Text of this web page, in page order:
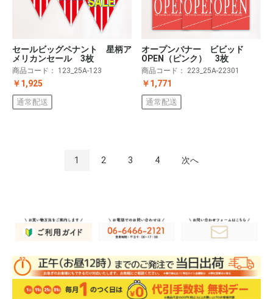
セールビッグペナント 星柄ア
メリカンセール 3枚
商品コード： 123_25A-123
￥1,925
通常配送
オープンバナー ビビッド
OPEN（ピンク） 3枚
商品コード： 223_25A-22301
￥1,771
通常配送
1 2 3 4 次へ